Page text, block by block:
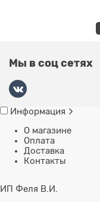
Мы в соц сетях
Информация
О магазине
Оплата
Доставка
Контакты
ИП Феля В.И.